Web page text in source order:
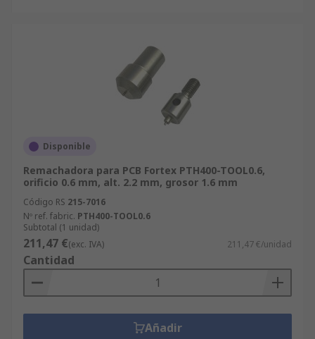
Disponible
Remachadora para PCB Fortex PTH400-TOOL0.6,
orificio 0.6 mm, alt. 2.2 mm, grosor 1.6 mm
Código RS 215-7016
Nº ref. fabric. PTH400-TOOL0.6
Subtotal (1 unidad)
211,47 €(exc. IVA) 211,47 €/unidad
Cantidad
Añadir